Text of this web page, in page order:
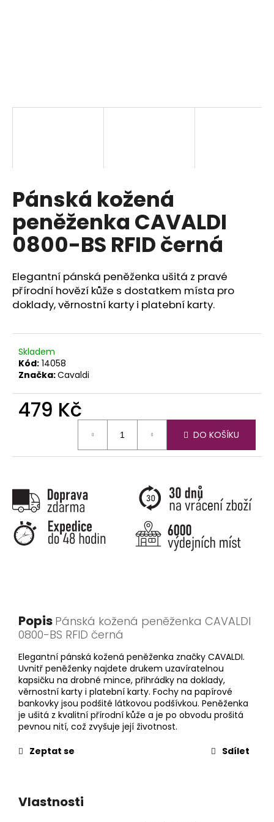
Pánská kožená
peněženka CAVALDI
0800-BS RFID černá
Elegantní pánská peněženka ušitá z pravé
přírodní hovězí kůže s dostatkem místa pro
doklady, věrnostní karty i platební karty.
Skladem
Kód: 14058
Značka:Cavaldi
479 Kč
DO KOŠÍKU
Popis Pánská kožená peněženka CAVALDI
0800-BS RFID černá
Elegantní pánská kožená peněženka značky CAVALDI.
Uvnitř peněženky najdete drukem uzavíratelnou
kapsičku na drobné mince, přihrádky na doklady,
věrnostní karty i platební karty. Fochy na papírové
bankovky jsou podšité látkovou podšívkou. Peněženka
je ušitá z kvalitní přírodní kůže a je po obvodu prošitá
pevnou nití, což zvyšuje její životnost.
Zeptat se
Sdílet
Vlastnosti
D
o
p
o
r
č
u
j
m